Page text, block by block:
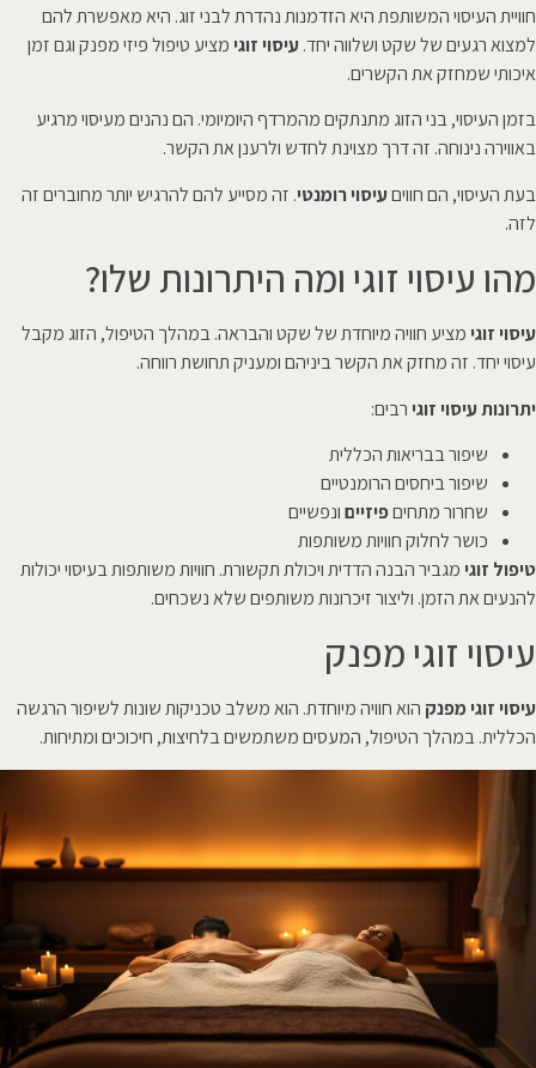
חוויית העיסוי המשותפת היא הזדמנות נהדרת לבני זוג. היא מאפשרת להם
למצוא רגעים של שקט ושלווה יחד.עיסוי זוגי מציע טיפול פיזי מפנק וגם זמן
איכותי שמחזק את הקשרים.
בזמן העיסוי, בני הזוג מתנתקים מהמרדף היומיומי. הם נהנים מעיסוי מרגיע
באווירה נינוחה. זה דרך מצוינת לחדש ולרענן את הקשר.
בעת העיסוי, הם חוויםעיסוי רומנטי. זה מסייע להם להרגיש יותר מחוברים זה
לזה.
מהו עיסוי זוגי ומה היתרונות שלו?
עיסוי זוגי מציע חוויה מיוחדת של שקט והבראה. במהלך הטיפול, הזוג מקבל
עיסוי יחד. זה מחזק את הקשר ביניהם ומעניק תחושת רווחה.
יתרונות עיסוי זוגי רבים:
שיפור בבריאות הכללית
שיפור ביחסים הרומנטיים
שחרור מתחיםפיזייםונפשיים
כושר לחלוק חוויות משותפות
טיפול זוגי מגביר הבנה הדדית ויכולת תקשורת. חוויות משותפות בעיסוי יכולות
להנעים את הזמן. וליצור זיכרונות משותפים שלא נשכחים.
עיסוי זוגי מפנק
עיסוי זוגי מפנק הוא חוויה מיוחדת. הוא משלב טכניקות שונות לשיפור הרגשה
הכללית. במהלך הטיפול, המעסים משתמשים בלחיצות, חיכוכים ומתיחות.